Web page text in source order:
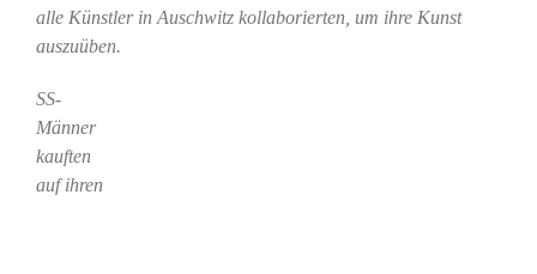
alle Künstler in Auschwitz kollaborierten, um ihre Kunst
auszuüben.
SS-
Männer
kauften
auf ihren